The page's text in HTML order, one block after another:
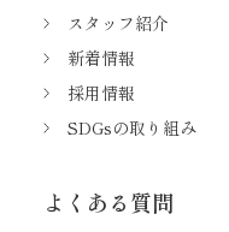
スタッフ紹介
新着情報
採用情報
SDGsの取り組み
よくある質問